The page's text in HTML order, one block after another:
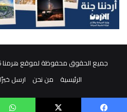
جميع الحقوق محفوظة لموقع هرمنا 2026 | مدعوم بواسطة
الرئيسية
من نحن ارسل خبرًا